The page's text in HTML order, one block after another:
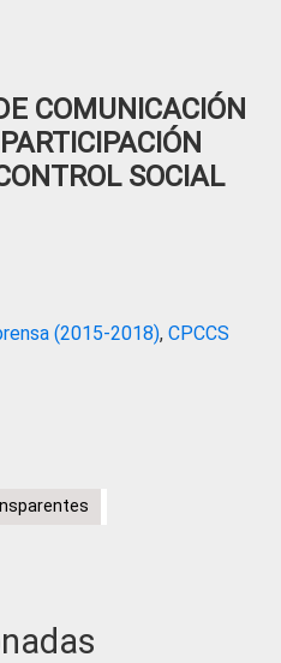
COMUNICACIÓN
SOCIAL
(2015-2018), CPCCS